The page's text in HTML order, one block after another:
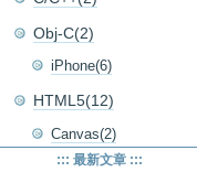
Obj-C(2)
iPhone(6)
HTML5(12)
Canvas(2)
::: 最新文章 :::